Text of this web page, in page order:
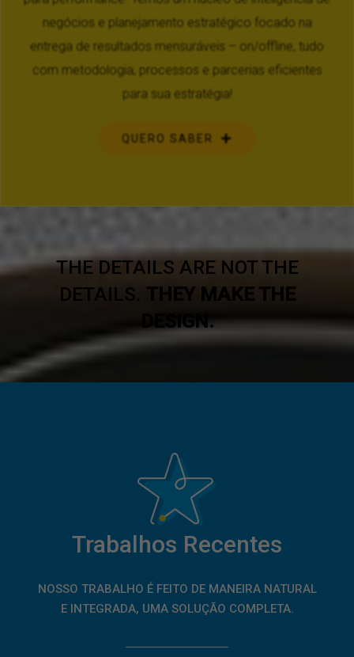
negócios e planejamento estratégico focado na
entrega de resultados mensuráveis – on/offline, tudo
com metodologia, processos e parcerias eficientes
para sua estratégia!
QUERO SABER
THE DETAILS ARE NOT THE
DETAILS. THEY MAKE THE
DESIGN.
Trabalhos Recentes
NOSSO TRABALHO É FEITO DE MANEIRA NATURAL
E INTEGRADA, UMA SOLUÇÃO COMPLETA.